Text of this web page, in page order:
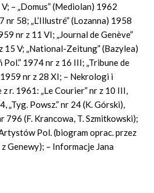
– „Domus” (Mediolan) 1962
nr 58; „L’Illustré” (Lozanna) 1958
nr z 11 VI; „Journal de Genève”
15 V; „National-Zeitung” (Bazylea)
1974 nr z 16 III; „Tribune de
nr z 28 XI; – Nekrologi i
r. 1961: „Le Courier” nr z 10 III,
„Tyg. Powsz.” nr 24 (K. Górski),
796 (F. Krancowa, T. Szmitkowski);
Pol. (biogram oprac. przez
Genewy); – Informacje Jana